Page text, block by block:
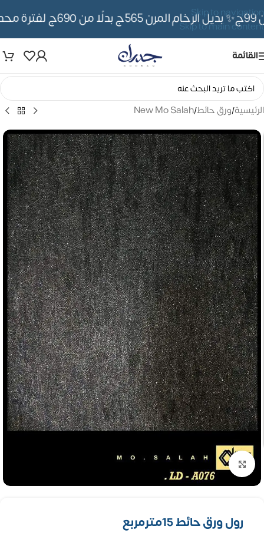
Skip to navigation
Skip to main content
✨ بديل الرخام المرن 565ج بدلًا من 690ج لفترة محدوده
القائمة
الرئيسية/ورق حائط/
New Mo Salah
تكبير الصورة
رول ورق حائط 15مترمربع